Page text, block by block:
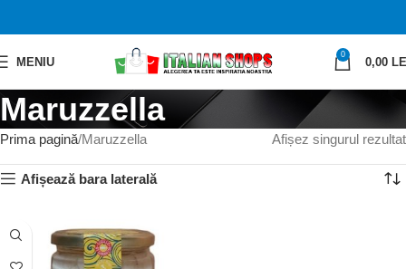
MENIU
0
0,00
Maruzzella
Prima pagină Maruzzella Afișez singurul rezultat
Afișează bara laterală